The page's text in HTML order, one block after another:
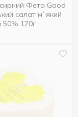
Фета Good
салат м`який
50% 170г